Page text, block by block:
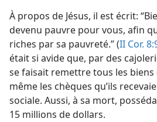
À propos de Jésus, il est écrit:
devenu pauvre pour vous, afin
riches par sa pauvreté.” (II Cor.
était si avide que, par des
se faisait remettre tous les biens
même les chèques qu’ils
sociale. Aussi, à sa mort,
15 millions de dollars.